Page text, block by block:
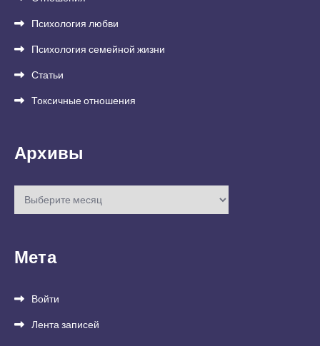
Психология любви
Психология семейной жизни
Статьи
Токсичные отношения
Архивы
Архивы
Мета
Войти
Лента записей